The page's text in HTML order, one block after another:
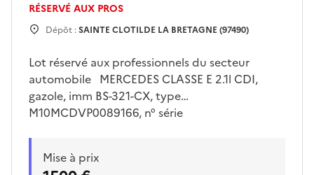
RÉSERVÉ AUX PROS
Dépôt :SAINTE CLOTILDE LA BRETAGNE (97490)
Lot réservé aux professionnels du secteur
automobile MERCEDES CLASSE E 2.1l CDI,
gazole, imm BS-321-CX, type
M10MCDVP0089166, n° série
boîte automatique, 1 clé, km inconnu , batterie
Mise à prix